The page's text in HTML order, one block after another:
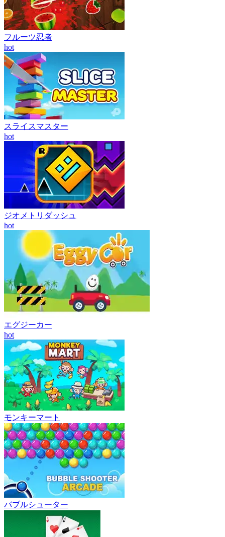
フルーツ忍者
hot
スライスマスター
hot
ジオメトリダッシュ
hot
エグジーカー
hot
モンキーマート
バブルシューター